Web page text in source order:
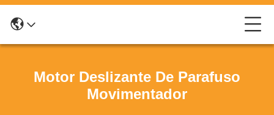
Motor Deslizante De Parafuso
Movimentador